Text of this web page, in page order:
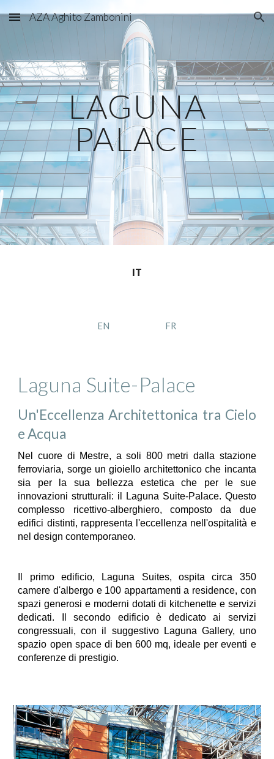
Skip to main content Skip to navigation
AZA Aghito Zambonini
LAGUNA
PALACE
IT
EN FR
Laguna Suite-Palace
Un'Eccellenza Architettonica tra Cielo
e Acqua
Nel cuore di Mestre, a soli 800 metri dalla stazione
ferroviaria, sorge un gioiello architettonico che incanta
sia per la sua bellezza estetica che per le sue
innovazioni strutturali: il Laguna Suite-Palace. Questo
complesso ricettivo-alberghiero, composto da due
edifici distinti, rappresenta l'eccellenza nell'ospitalità e
nel design contemporaneo.
Il primo edificio, Laguna Suites, ospita circa 350
camere d'albergo e 100 appartamenti a residence, con
spazi generosi e moderni dotati di kitchenette e servizi
dedicati. Il secondo edificio è dedicato ai servizi
congressuali, con il suggestivo Laguna Gallery, uno
spazio open space di ben 600 mq, ideale per eventi e
conferenze di prestigio.